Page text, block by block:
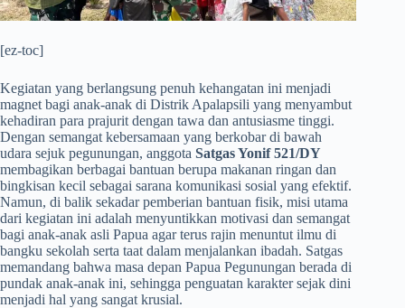
[ez-toc]
​Kegiatan yang berlangsung penuh kehangatan ini menjadi
magnet bagi anak-anak di Distrik Apalapsili yang menyambut
kehadiran para prajurit dengan tawa dan antusiasme tinggi.
Dengan semangat kebersamaan yang berkobar di bawah
udara sejuk pegunungan, anggota Satgas Yonif 521/DY
membagikan berbagai bantuan berupa makanan ringan dan
bingkisan kecil sebagai sarana komunikasi sosial yang efektif.
Namun, di balik sekadar pemberian bantuan fisik, misi utama
dari kegiatan ini adalah menyuntikkan motivasi dan semangat
bagi anak-anak asli Papua agar terus rajin menuntut ilmu di
bangku sekolah serta taat dalam menjalankan ibadah. Satgas
memandang bahwa masa depan Papua Pegunungan berada di
pundak anak-anak ini, sehingga penguatan karakter sejak dini
menjadi hal yang sangat krusial.